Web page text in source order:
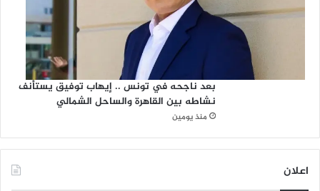
بعد ناجحه في تونس .. إيهاب توفيق يستأنف
نشاطه بين القاهرة والساحل الشمالي
منذ يومين
اعلان